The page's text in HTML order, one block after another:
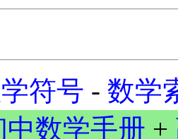
符号 - 数学
中数学手册 +